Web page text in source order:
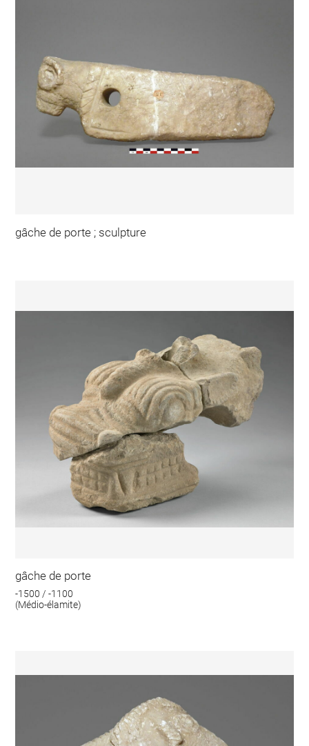
gâche de porte ; sculpture
gâche de porte
-1500 / -1100
(Médio-élamite)